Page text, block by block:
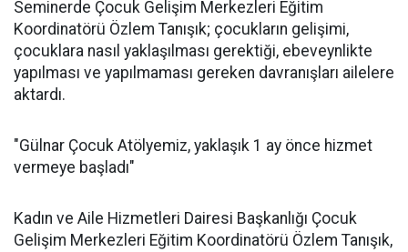
Seminerde Çocuk Gelişim Merkezleri Eğitim
Koordinatörü Özlem Tanışık; çocukların gelişimi,
çocuklara nasıl yaklaşılması gerektiği, ebeveynlikte
yapılması ve yapılmaması gereken davranışları ailelere
aktardı.
"Gülnar Çocuk Atölyemiz, yaklaşık 1 ay önce hizmet
vermeye başladı"
Kadın ve Aile Hizmetleri Dairesi Başkanlığı Çocuk
Gelişim Merkezleri Eğitim Koordinatörü Özlem Tanışık,